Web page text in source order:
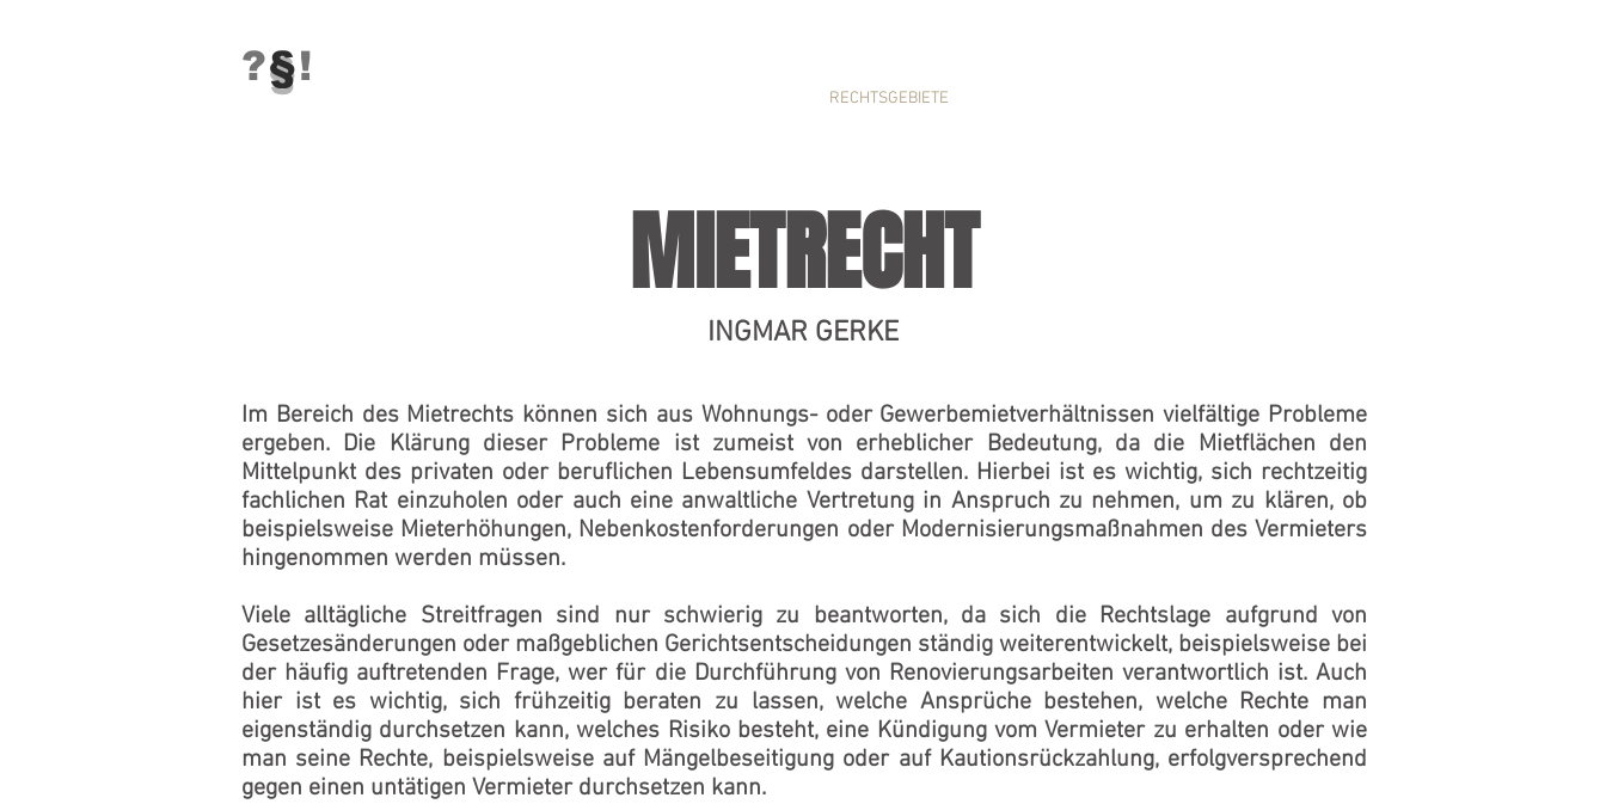
RECHTSGEBIETE
?§!
MIETRECHT
INGMAR GERKE
Im Bereich des Mietrechts können sich aus Wohnungs- oder Gewerbemietverhältnissen vielfältige Probleme
ergeben. Die Klärung dieser Probleme ist zumeist von erheblicher Bedeutung, da die Mietflächen den
Mittelpunkt des privaten oder beruflichen Lebensumfeldes darstellen. Hierbei ist es wichtig, sich rechtzeitig
fachlichen Rat einzuholen oder auch eine anwaltliche Vertretung in Anspruch zu nehmen, um zu klären, ob
beispielsweise Mieterhöhungen, Nebenkostenforderungen oder Modernisierungsmaßnahmen des Vermieters
hingenommen werden müssen.
Viele alltägliche Streitfragen sind nur schwierig zu beantworten, da sich die Rechtslage aufgrund von
Gesetzesänderungen oder maßgeblichen Gerichtsentscheidungen ständig weiterentwickelt, beispielsweise bei
der häufig auftretenden Frage, wer für die Durchführung von Renovierungsarbeiten verantwortlich ist. Auch
hier ist es wichtig, sich frühzeitig beraten zu lassen, welche Ansprüche bestehen, welche Rechte man
eigenständig durchsetzen kann, welches Risiko besteht, eine Kündigung vom Vermieter zu erhalten oder wie
man seine Rechte, beispielsweise auf Mängelbeseitigung oder auf Kautionsrückzahlung, erfolgversprechend
gegen einen untätigen Vermieter durchsetzen kann.